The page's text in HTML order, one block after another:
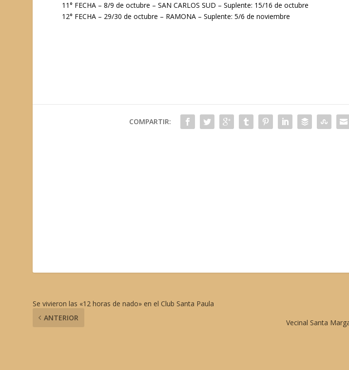
11° FECHA – 8/9 de octubre – SAN CARLOS SUD – Suplente: 15/16 de octubre
12° FECHA – 29/30 de octubre – RAMONA – Suplente: 5/6 de noviembre
COMPARTIR:
Se vivieron las «12 horas de nado» en el Club Santa Paula
ANTERIOR
Vecinal Santa